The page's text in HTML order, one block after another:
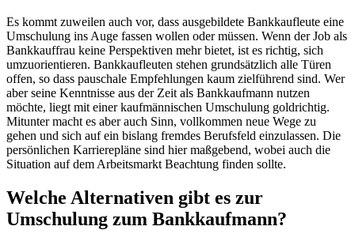
Es kommt zuweilen auch vor, dass ausgebildete Bankkaufleute eine
Umschulung ins Auge fassen wollen oder müssen. Wenn der Job als
Bankkauffrau keine Perspektiven mehr bietet, ist es richtig, sich
umzuorientieren. Bankkaufleuten stehen grundsätzlich alle Türen
offen, so dass pauschale Empfehlungen kaum zielführend sind. Wer
aber seine Kenntnisse aus der Zeit als Bankkaufmann nutzen
möchte, liegt mit einer kaufmännischen Umschulung goldrichtig.
Mitunter macht es aber auch Sinn, vollkommen neue Wege zu
gehen und sich auf ein bislang fremdes Berufsfeld einzulassen. Die
persönlichen Karrierepläne sind hier maßgebend, wobei auch die
Situation auf dem Arbeitsmarkt Beachtung finden sollte.
Welche Alternativen gibt es zur
Umschulung zum Bankkaufmann?